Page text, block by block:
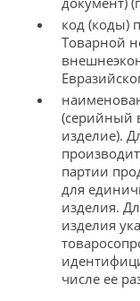
код (коды)
Товарной
(серийный
изделие).
партии
для
изделия.
изделия
числе ее